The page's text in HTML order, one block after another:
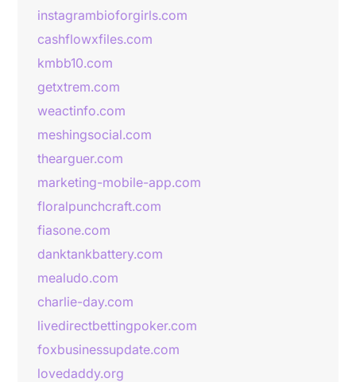
instagrambioforgirls.com
cashflowxfiles.com
kmbb10.com
getxtrem.com
weactinfo.com
meshingsocial.com
thearguer.com
marketing-mobile-app.com
floralpunchcraft.com
fiasone.com
danktankbattery.com
mealudo.com
charlie-day.com
livedirectbettingpoker.com
foxbusinessupdate.com
lovedaddy.org